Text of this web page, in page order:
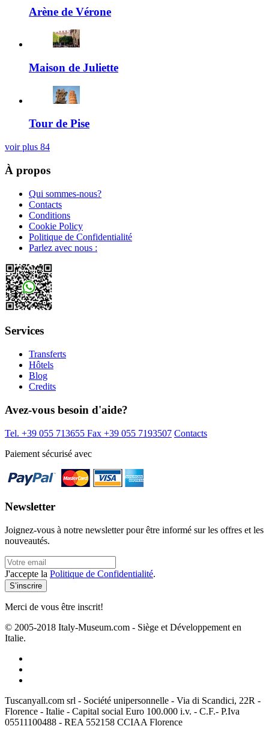
Arène de Vérone
Maison de Juliette
Tour de Pise
voir plus 84
À propos
Qui sommes-nous?
Contacts
Conditions
Cookie Policy
Politique de Confidentialité
Parlez avec nous :
Services
Transferts
Hôtels
Blog
Credits
Avez-vous besoin d'aide?
Tel. +39 055 713655 Fax +39 055 7193507 Contacts
Paiement sécurisé avec
Newsletter
Joignez-vous à notre newsletter pour être informé sur les offres et les
nouveautés.
J'accepte la Politique de Confidentialité.
Merci de vous être inscrit!
© 2005-2018 Italy-Museum.com - Siège et Développement en
Italie.
Tuscanyall.com srl - Société unipersonnelle - Via di Scandici, 22R -
Florence - Italie - Capital social Euro 100.000 i.v. - C.F.- P.Iva
05511100488 - REA 552158 CCIAA Florence